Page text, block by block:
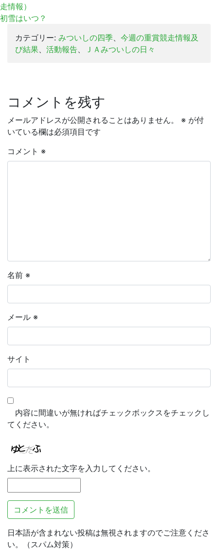
走情報）
初雪はいつ？
カテゴリー: みついしの四季、 今週の重賞競走情報及
び結果、 活動報告、 ＪＡみついしの日々
コメントを残す
メールアドレスが公開されることはありません。 ※ が付
いている欄は必須項目です
コメント ※
名前 ※
メール ※
サイト
内容に間違いが無ければチェックボックスをチェックし
てください。
上に表示された文字を入力してください。
日本語が含まれない投稿は無視されますのでご注意くださ
い。（スパム対策）